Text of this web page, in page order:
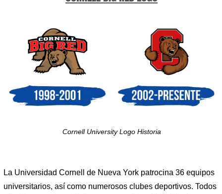
Cornell University Logo Historia
La Universidad Cornell de Nueva York patrocina 36 equipos
universitarios, así como numerosos clubes deportivos. Todos